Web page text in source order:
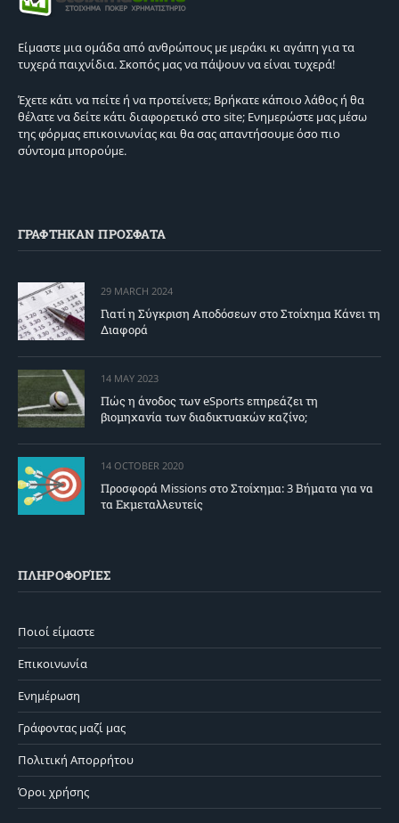
Είμαστε μια ομάδα από ανθρώπους με μεράκι κι αγάπη για τα
τυχερά παιχνίδια. Σκοπός μας να πάψουν να είναι τυχερά!
Έχετε κάτι να πείτε ή να προτείνετε; Βρήκατε κάποιο λάθος ή θα
θέλατε να δείτε κάτι διαφορετικό στο site; Ενημερώστε μας μέσω
της φόρμας επικοινωνίας και θα σας απαντήσουμε όσο πιο
σύντομα μπορούμε.
ΓΡΑΦΤΗΚΑΝ ΠΡΟΣΦΑΤΑ
29 MARCH 2024
Γιατί η Σύγκριση Αποδόσεων στο Στοίχημα Κάνει τη
Διαφορά
14 MAY 2023
Πώς η άνοδος των eSports επηρεάζει τη
βιομηχανία των διαδικτυακών καζίνο;
14 OCTOBER 2020
Προσφορά Missions στο Στοίχημα: 3 Βήματα για να
τα Εκμεταλλευτείς
ΠΛΗΡΟΦΟΡΊΕΣ
Ποιοί είμαστε
Επικοινωνία
Ενημέρωση
Γράφοντας μαζί μας
Πολιτική Απορρήτου
Όροι χρήσης